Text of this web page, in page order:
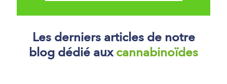
Les derniers articles de notre
blog dédié auxcannabinoïdes